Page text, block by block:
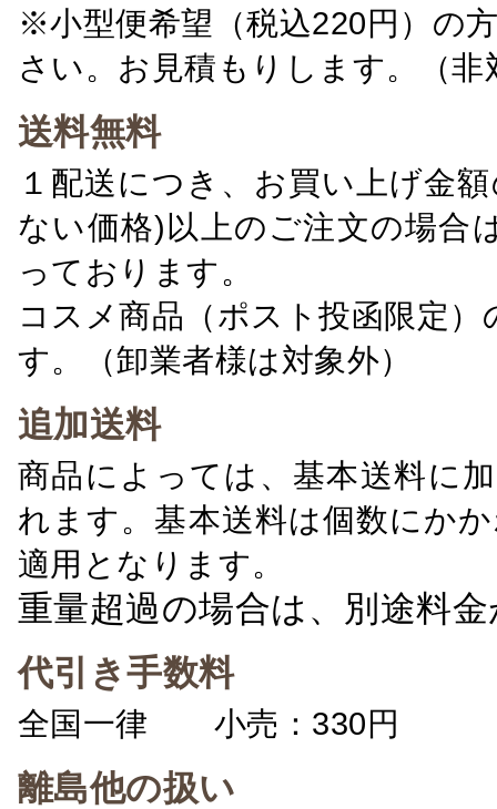
※小型便希望（税込220円）の
さい。お見積もりします。（非
送料無料
１配送につき、お買い上げ金
ない価格)以上のご注文の場合
っております。
コスメ商品（ポスト投函限定
す。（卸業者様は対象外）
追加送料
商品によっては、基本送料に
れます。基本送料は個数にか
適用となります。
重量超過の場合は、別途料
代引き手数料
全国一律 小売：330円 卸
離島他の扱い